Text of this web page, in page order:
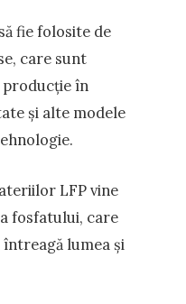
fie folosite de
care sunt
în
și alte modele
LFP vine
fosfatului, care
lumea și